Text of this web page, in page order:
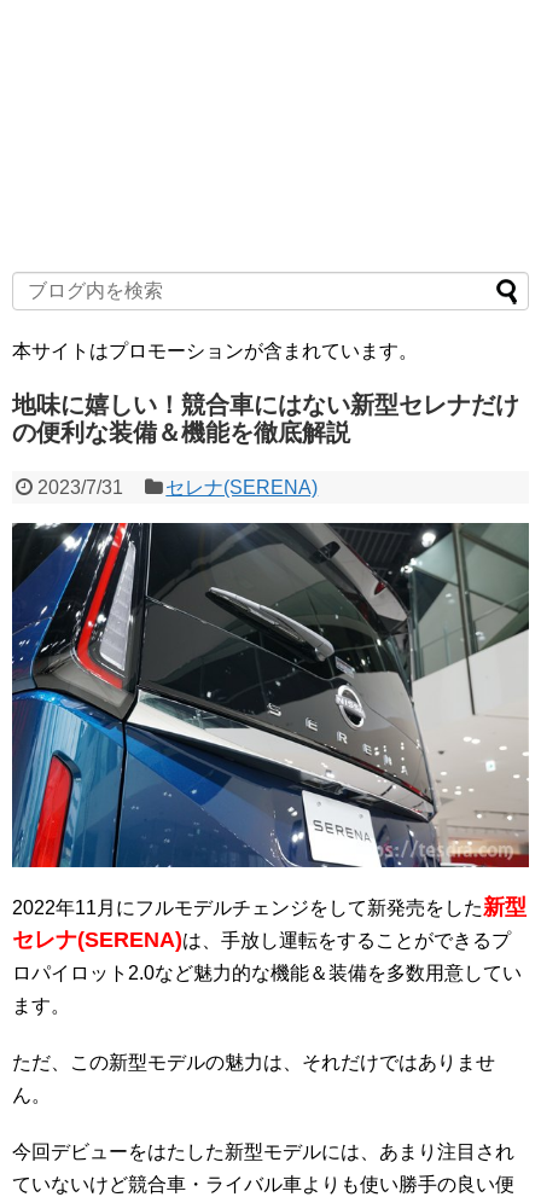
本サイトはプロモーションが含まれています。
地味に嬉しい！競合車にはない新型セレナだけ
の便利な装備＆機能を徹底解説
2023/7/31 セレナ(SERENA)
2022年11月にフルモデルチェンジをして新発売をした新型
セレナ(SERENA)は、手放し運転をすることができるプ
ロパイロット2.0など魅力的な機能＆装備を多数用意してい
ます。
ただ、この新型モデルの魅力は、それだけではありませ
ん。
今回デビューをはたした新型モデルには、あまり注目され
ていないけど競合車・ライバル車よりも使い勝手の良い便